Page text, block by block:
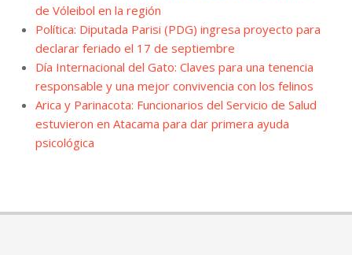
de Vóleibol en la región
Política: Diputada Parisi (PDG) ingresa proyecto para
declarar feriado el 17 de septiembre
Día Internacional del Gato: Claves para una tenencia
responsable y una mejor convivencia con los felinos
Arica y Parinacota: Funcionarios del Servicio de Salud
estuvieron en Atacama para dar primera ayuda
psicológica